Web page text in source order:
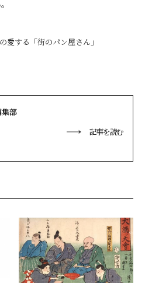
愛する「街のパン屋さん」
部
記事を読む